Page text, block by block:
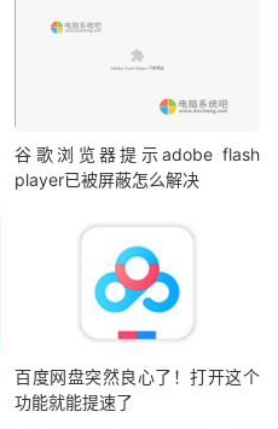
谷歌浏览器提示adobe flash
player已被屏蔽怎么解决
百度网盘突然良心了！打开这个
功能就能提速了